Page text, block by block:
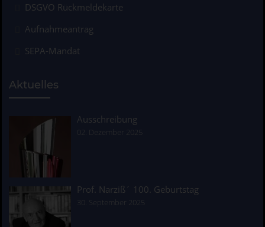
DSGVO Rückmeldekarte
Aufnahmeantrag
SEPA-Mandat
Aktuelles
Ausschreibung
02. Dezember 2025
Prof. Narziß´ 100. Geburtstag
30. September 2025